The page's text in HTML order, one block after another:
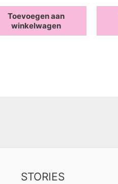
Toevoegen aan
winkelwagen
STORIES